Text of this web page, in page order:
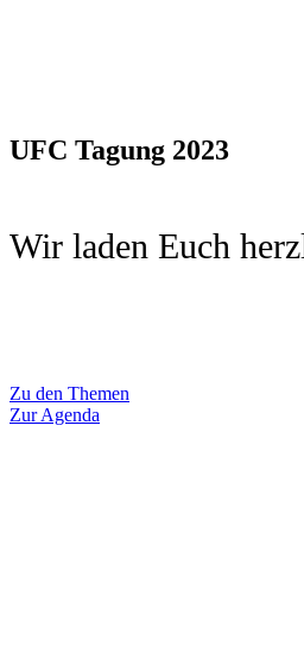
UFC Tagung 2023
Wir laden Euch
Zu den Themen
Zur Agenda